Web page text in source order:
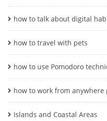
how to talk about digital
how to travel with pets
how to use Pomodoro
how to work from
Islands and Coastal Areas